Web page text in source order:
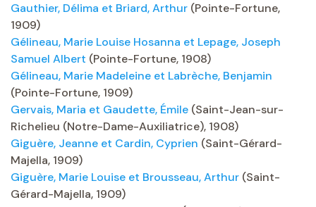
Gauthier, Délima et Briard, Arthur (Pointe-Fortune,
1909)
Gélineau, Marie Louise Hosanna et Lepage, Joseph
Samuel Albert (Pointe-Fortune, 1908)
Gélineau, Marie Madeleine et Labrèche, Benjamin
(Pointe-Fortune, 1909)
Gervais, Maria et Gaudette, Émile (Saint-Jean-sur-
Richelieu (Notre-Dame-Auxiliatrice), 1908)
Giguère, Jeanne et Cardin, Cyprien (Saint-Gérard-
Majella, 1909)
Giguère, Marie Louise et Brousseau, Arthur (Saint-
Gérard-Majella, 1909)